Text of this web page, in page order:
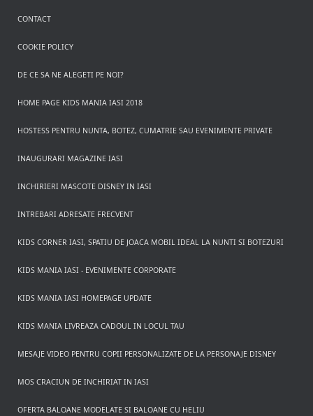
CONTACT
COOKIE POLICY
DE CE SA NE ALEGETI PE NOI?
HOME PAGE KIDS MANIA IASI 2018
HOSTESS PENTRU NUNTA, BOTEZ, CUMATRIE SAU EVENIMENTE PRIVATE
INAUGURARI MAGAZINE IASI
INCHIRIERI MASCOTE DISNEY IN IASI
INTREBARI ADRESATE FRECVENT
KIDS CORNER IASI, SPATIU DE JOACA MOBIL IDEAL LA NUNTI SI BOTEZURI
KIDS MANIA IASI - EVENIMENTE CORPORATE
KIDS MANIA IASI HOMEPAGE UPDATE
KIDS MANIA LIVREAZA CADOUL IN LOCUL TAU
MESAJE VIDEO PENTRU COPII PERSONALIZATE DE LA PERSONAJE DISNEY
MOS CRACIUN DE INCHIRIAT IN IASI
OFERTA BALOANE MODELATE SI BALOANE CU HELIU